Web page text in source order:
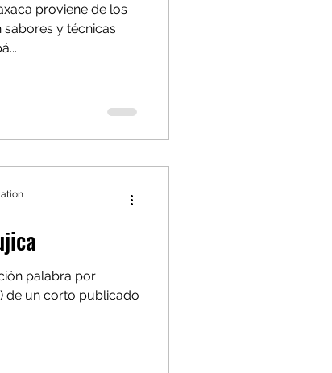
proviene de los
y técnicas
palabra por
de un corto publicado